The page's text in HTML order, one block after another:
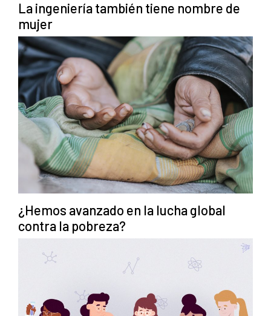
La ingeniería también tiene nombre de
mujer
¿Hemos avanzado en la lucha global
contra la pobreza?